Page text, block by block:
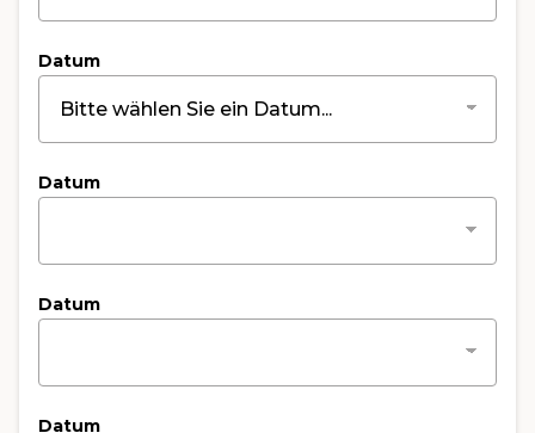
Datum
Datum
Datum
Datum